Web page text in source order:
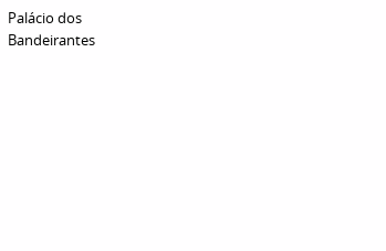
Palácio dos
Bandeirantes